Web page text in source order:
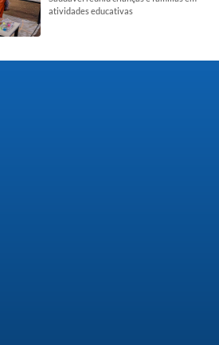
atividades educativas